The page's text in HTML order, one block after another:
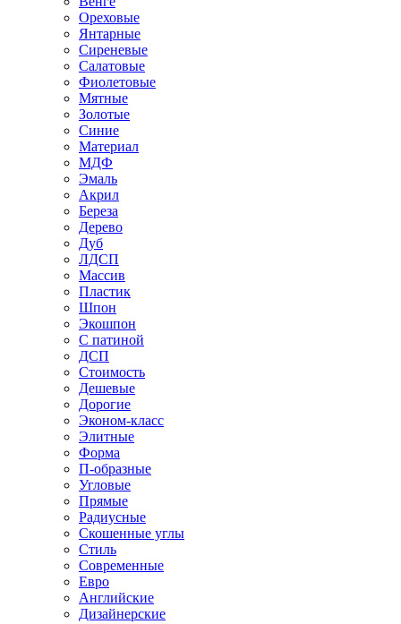
Ореховые
Янтарные
Сиреневые
Салатовые
Фиолетовые
Мятные
Золотые
Синие
Материал
МДФ
Эмаль
Акрил
Береза
Дерево
Дуб
ЛДСП
Массив
Пластик
Шпон
Экошпон
С патиной
ДСП
Стоимость
Дешевые
Дорогие
Эконом-класс
Элитные
Форма
П-образные
Угловые
Прямые
Радиусные
Скошенные углы
Стиль
Современные
Евро
Английские
Дизайнерские